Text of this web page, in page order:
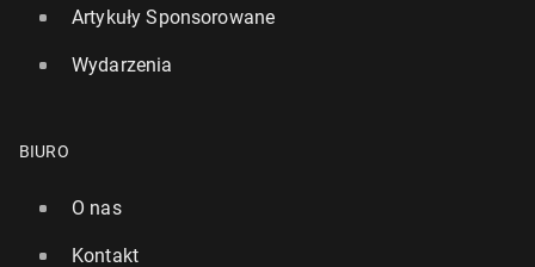
Artykuły Sponsorowane
Wydarzenia
BIURO
O nas
Kontakt